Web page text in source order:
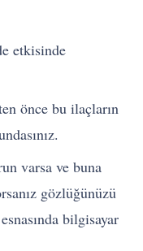
etkisinde
önce bu ilaçların
varsa ve buna
gözlüğünüzü
bilgisayar